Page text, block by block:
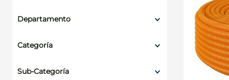
Departamento
Ferretería y Seguridad
Categoría
Complementos eléctricos
Sub-Categoría